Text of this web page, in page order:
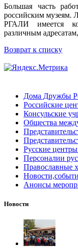
Большая часть
российским музеям.
РГАЛИ имеется
различным
Возврат к списку
Дома Дружбы
Российские
Консульские
Общества
Русские
Персоналии
Православные
Анонсы
Новости